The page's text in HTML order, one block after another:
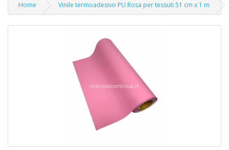
Home Vinile termoadesivo PU Rosa per tessuti 51 cm x 1 m